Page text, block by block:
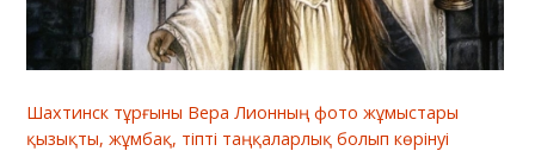
Шахтинск тұрғыны Вера Лионның фото жұмыстары
қызықты, жұмбақ, тіпті таңқаларлық болып көрінуі